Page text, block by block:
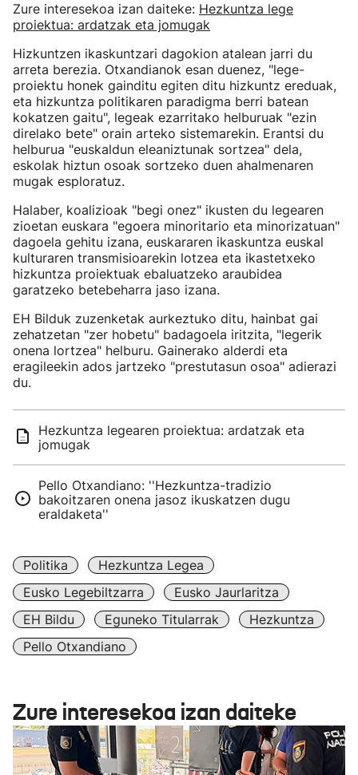
Zure interesekoa izan daiteke: Hezkuntza lege
proiektua: ardatzak eta jomugak
Hizkuntzen ikaskuntzari dagokion atalean jarri du
arreta berezia. Otxandianok esan duenez, "lege-
proiektu honek gainditu egiten ditu hizkuntz ereduak,
eta hizkuntza politikaren paradigma berri batean
kokatzen gaitu", legeak ezarritako helburuak "ezin
direlako bete" orain arteko sistemarekin. Erantsi du
helburua "euskaldun eleaniztunak sortzea" dela,
eskolak hiztun osoak sortzeko duen ahalmenaren
mugak esploratuz.
Halaber, koalizioak "begi onez" ikusten du legearen
zioetan euskara "egoera minoritario eta minorizatuan"
dagoela gehitu izana, euskararen ikaskuntza euskal
kulturaren transmisioarekin lotzea eta ikastetxeko
hizkuntza proiektuak ebaluatzeko araubidea
garatzeko betebeharra jaso izana.
EH Bilduk zuzenketak aurkeztuko ditu, hainbat gai
zehatzetan "zer hobetu" badagoela iritzita, "legerik
onena lortzea" helburu. Gainerako alderdi eta
eragileekin ados jartzeko "prestutasun osoa" adierazi
du.
Hezkuntza legearen proiektua: ardatzak eta
jomugak
Pello Otxandiano: ''Hezkuntza-tradizio
bakoitzaren onena jasoz ikuskatzen dugu
eraldaketa''
Politika
Hezkuntza Legea
Eusko Legebiltzarra
Eusko Jaurlaritza
EH Bildu
Eguneko Titularrak
Hezkuntza
Pello Otxandiano
Zure interesekoa izan daiteke